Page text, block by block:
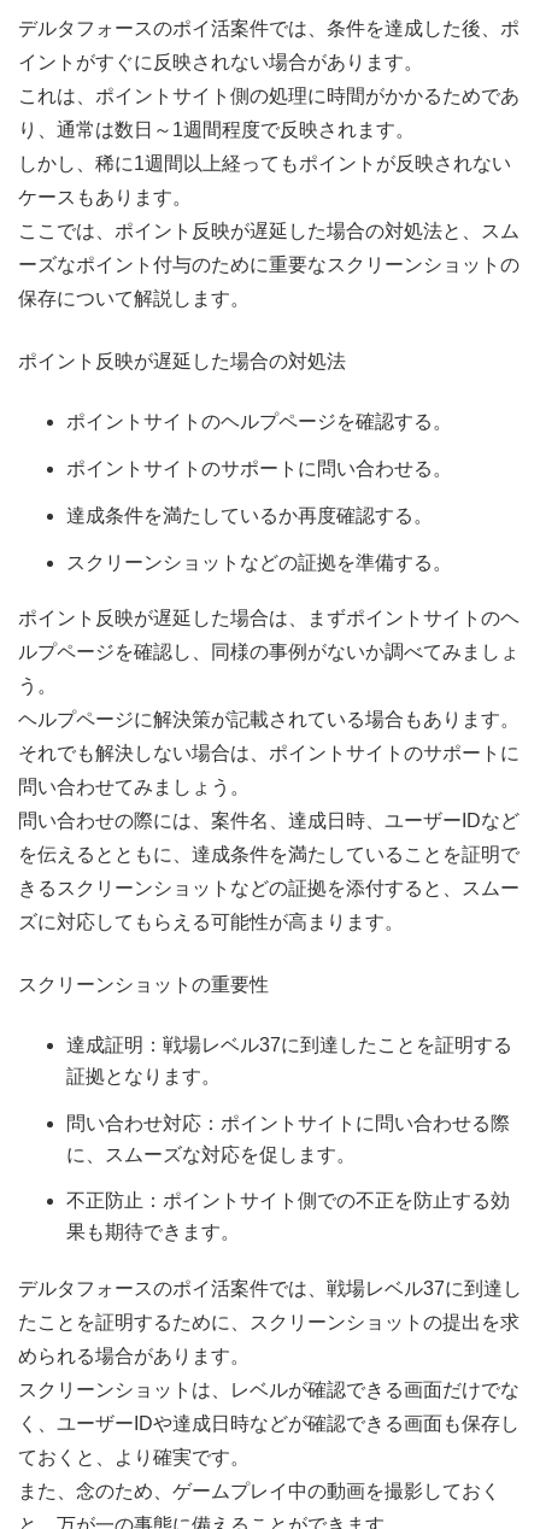
デルタフォースのポイ活案件では、条件を達成した後、ポ
イントがすぐに反映されない場合があります。
これは、ポイントサイト側の処理に時間がかかるためであ
り、通常は数日～1週間程度で反映されます。
しかし、稀に1週間以上経ってもポイントが反映されない
ケースもあります。
ここでは、ポイント反映が遅延した場合の対処法と、スム
ーズなポイント付与のために重要なスクリーンショットの
保存について解説します。
ポイント反映が遅延した場合の対処法
ポイントサイトのヘルプページを確認する。
ポイントサイトのサポートに問い合わせる。
達成条件を満たしているか再度確認する。
スクリーンショットなどの証拠を準備する。
ポイント反映が遅延した場合は、まずポイントサイトのヘ
ルプページを確認し、同様の事例がないか調べてみましょ
う。
ヘルプページに解決策が記載されている場合もあります。
それでも解決しない場合は、ポイントサイトのサポートに
問い合わせてみましょう。
問い合わせの際には、案件名、達成日時、ユーザーIDなど
を伝えるとともに、達成条件を満たしていることを証明で
きるスクリーンショットなどの証拠を添付すると、スムー
ズに対応してもらえる可能性が高まります。
スクリーンショットの重要性
達成証明：戦場レベル37に到達したことを証明する
証拠となります。
問い合わせ対応：ポイントサイトに問い合わせる際
に、スムーズな対応を促します。
不正防止：ポイントサイト側での不正を防止する効
果も期待できます。
デルタフォースのポイ活案件では、戦場レベル37に到達し
たことを証明するために、スクリーンショットの提出を求
められる場合があります。
スクリーンショットは、レベルが確認できる画面だけでな
く、ユーザーIDや達成日時などが確認できる画面も保存し
ておくと、より確実です。
また、念のため、ゲームプレイ中の動画を撮影しておく
と、万が一の事態に備えることができます。